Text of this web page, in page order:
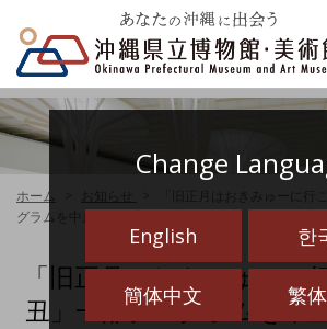
Change
English 한
簡体中文 繁
ホーム
「旧正月はおきみゅーに行
グラムを中止いたします
「旧正月はおきみゅーに
丑」一部プログラムを中